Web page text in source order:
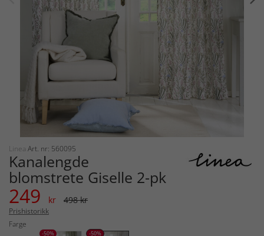
Linea Art. nr: 560095
Kanalengde
blomstrete Giselle 2-pk
249 kr 498 kr
Prishistorikk
Farge
-50% -50%